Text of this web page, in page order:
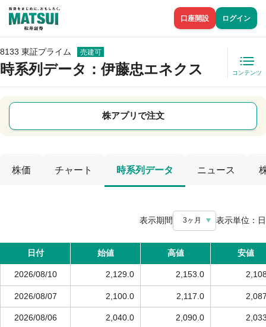
口座開設 ログイン
8133 東証プライム 売建可
時系列データ ：伊藤忠エネクス コンテンツ
株アプリで注文
株価 チャート 時系列データ ニュース
表示期間 3ヶ月 表示単位： 日
日付 始値 高値 安値
2026/08/10 2,129.0 2,153.0
2026/08/07 2,100.0 2,117.0
2026/08/06 2,040.0 2,090.0